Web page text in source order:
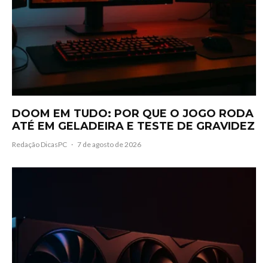
DOOM EM TUDO: POR QUE O JOGO RODA
ATÉ EM GELADEIRA E TESTE DE GRAVIDEZ
Redação DicasPC · 7 de agosto de 2026